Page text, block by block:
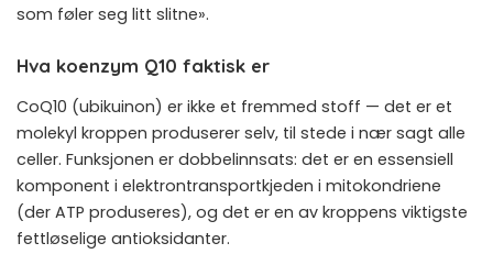
som føler seg litt slitne».
Hva koenzym Q10 faktisk er
CoQ10 (ubikuinon) er ikke et fremmed stoff — det er et
molekyl kroppen produserer selv, til stede i nær sagt alle
celler. Funksjonen er dobbelinnsats: det er en essensiell
komponent i elektrontransportkjeden i mitokondriene
(der ATP produseres), og det er en av kroppens viktigste
fettløselige antioksidanter.